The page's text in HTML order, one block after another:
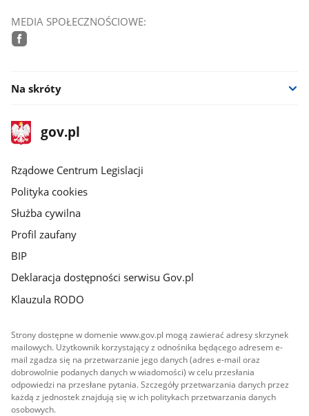
MEDIA SPOŁECZNOŚCIOWE:
Na skróty
stopka
gov.plStrona
gov.pl
Rządowe Centrum Legislacji
Polityka cookies
Służba cywilna
Profil zaufany
BIP
Deklaracja dostępności serwisu Gov.pl
Klauzula RODO
Strony dostępne w domenie www.gov.pl mogą zawierać adresy skrzynek
mailowych. Użytkownik korzystający z odnośnika będącego adresem e-
mail zgadza się na przetwarzanie jego danych (adres e-mail oraz
dobrowolnie podanych danych w wiadomości) w celu przesłania
odpowiedzi na przesłane pytania. Szczegóły przetwarzania danych przez
każdą z jednostek znajdują się w ich politykach przetwarzania danych
osobowych.